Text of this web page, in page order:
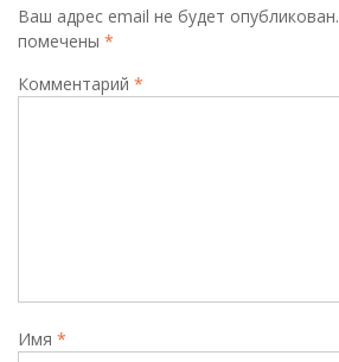
Ваш адрес email не будет опубликован.
помечены *
Комментарий *
Имя *